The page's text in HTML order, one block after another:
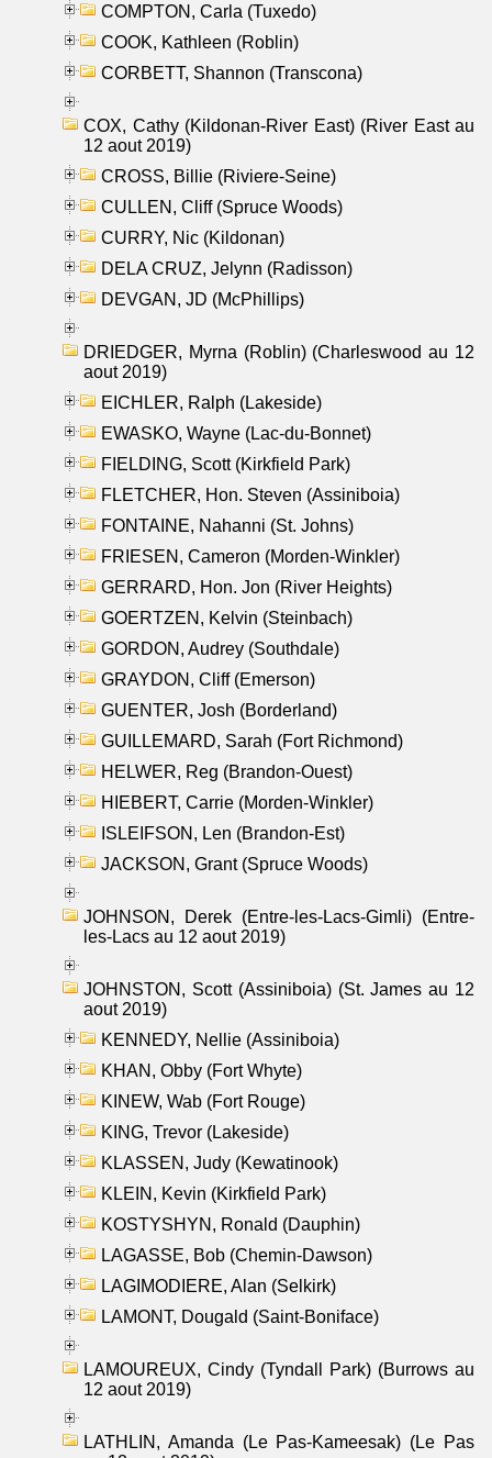
COMPTON, Carla (Tuxedo)
COOK, Kathleen (Roblin)
CORBETT, Shannon (Transcona)
COX, Cathy (Kildonan-River East) (River East au
12 aout 2019)
CROSS, Billie (Riviere-Seine)
CULLEN, Cliff (Spruce Woods)
CURRY, Nic (Kildonan)
DELA CRUZ, Jelynn (Radisson)
DEVGAN, JD (McPhillips)
DRIEDGER, Myrna (Roblin) (Charleswood au 12
aout 2019)
EICHLER, Ralph (Lakeside)
EWASKO, Wayne (Lac-du-Bonnet)
FIELDING, Scott (Kirkfield Park)
FLETCHER, Hon. Steven (Assiniboia)
FONTAINE, Nahanni (St. Johns)
FRIESEN, Cameron (Morden-Winkler)
GERRARD, Hon. Jon (River Heights)
GOERTZEN, Kelvin (Steinbach)
GORDON, Audrey (Southdale)
GRAYDON, Cliff (Emerson)
GUENTER, Josh (Borderland)
GUILLEMARD, Sarah (Fort Richmond)
HELWER, Reg (Brandon-Ouest)
HIEBERT, Carrie (Morden-Winkler)
ISLEIFSON, Len (Brandon-Est)
JACKSON, Grant (Spruce Woods)
JOHNSON, Derek (Entre-les-Lacs-Gimli) (Entre-
les-Lacs au 12 aout 2019)
JOHNSTON, Scott (Assiniboia) (St. James au 12
aout 2019)
KENNEDY, Nellie (Assiniboia)
KHAN, Obby (Fort Whyte)
KINEW, Wab (Fort Rouge)
KING, Trevor (Lakeside)
KLASSEN, Judy (Kewatinook)
KLEIN, Kevin (Kirkfield Park)
KOSTYSHYN, Ronald (Dauphin)
LAGASSE, Bob (Chemin-Dawson)
LAGIMODIERE, Alan (Selkirk)
LAMONT, Dougald (Saint-Boniface)
LAMOUREUX, Cindy (Tyndall Park) (Burrows au
12 aout 2019)
LATHLIN, Amanda (Le Pas-Kameesak) (Le Pas